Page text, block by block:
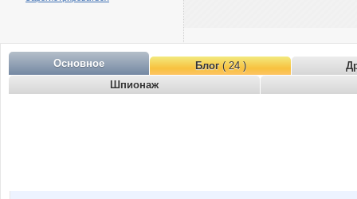
Основное Блог( 24 )
Шпионаж